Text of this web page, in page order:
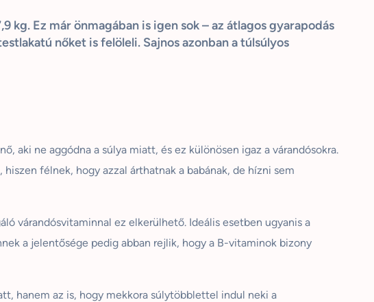
kg. Ez már önmagában is igen sok – az átlagos gyarapodás
nőket is felöleli. Sajnos azonban a túlsúlyos
aki ne aggódna a súlya miatt, és ez különösen igaz a várandósokra.
félnek, hogy azzal árthatnak a babának, de hízni sem
várandósvitaminnal ez elkerülhető. Ideális esetben ugyanis a
a jelentősége pedig abban rejlik, hogy a B-vitaminok bizony
hanem az is, hogy mekkora súlytöbblettel indul neki a